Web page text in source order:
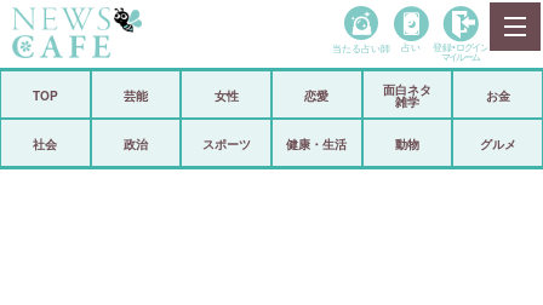
政治
当たる占い師 占い 登録• ログイン
マイルーム
TOP 芸能 女性 恋愛
面白ネタ
雑学
お金
社会 政治 スポーツ 健康・生活 動物 グルメ